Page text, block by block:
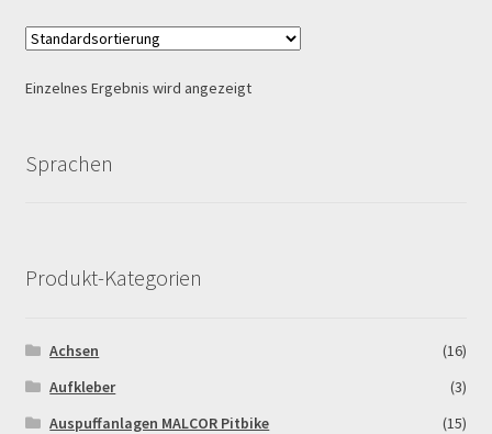
Newsletter
Order Confirmation
Einzelnes Ergebnis wird angezeigt
Sprachen
Produkt-Kategorien
Achsen
(16)
Aufkleber
(3)
Auspuffanlagen MALCOR Pitbike
(15)